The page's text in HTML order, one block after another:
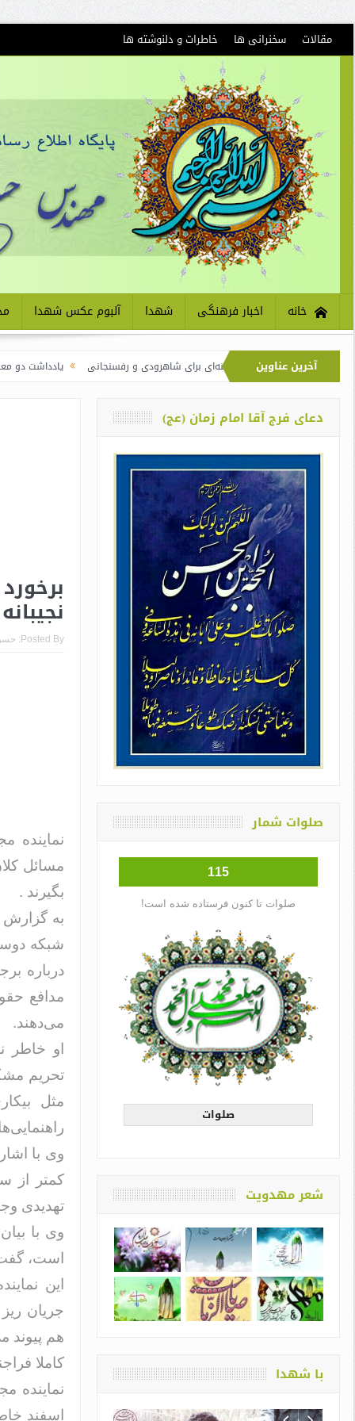
مقالات سخنرانی ها خاطرات و دلنوشته ها
خانه اخبار فرهنگی شهدا آلبوم عکس شهدا
آخرین عناوین
نماز آیت‌الله خامنه‌ای برای شاهرودی و رفسنجانی یادداشت دو معلم از اوین
Posted By:
مسائل
بگیرند .
به گزارش
شبکه
درباره
مدافع
می‌دهند.
او خاطر
تحریم
مثل
وی با
کمتر از
تهدیدی
وی با
است،
این
جریان
هم پیوند
کاملا
نماینده
اسفند
دعای فرج آقا امام زمان (عج)
صلوات شمار
115
صلوات تا کنون فرستاده شده است!
صلوات
شعر مهدویت
با شهدا